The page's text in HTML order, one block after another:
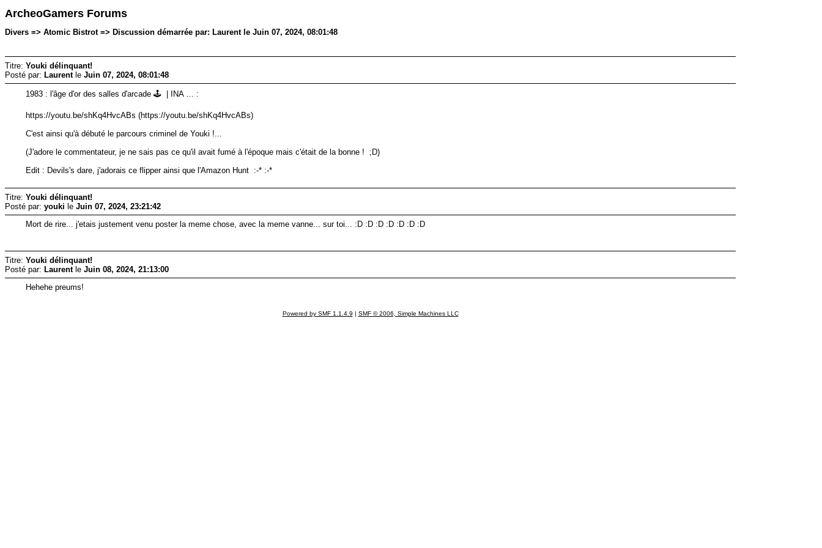
ArcheoGamers Forums
Divers => Atomic Bistrot => Discussion démarrée par: Laurent le Juin 07, 2024, 08:01:48
Titre: Youki délinquant!
Posté par: Laurentle Juin 07, 2024, 08:01:48
1983 : l'âge d'or des salles d'arcade 🕹️ | INA … :
https://youtu.be/shKq4HvcABs (https://youtu.be/shKq4HvcABs)
C'est ainsi qu'à débuté le parcours criminel de Youki !...
(J'adore le commentateur, je ne sais pas ce qu'il avait fumé à l'époque mais c'était de la bonne ! ;D)
Edit : Devils's dare, j'adorais ce flipper ainsi que l'Amazon Hunt :-* :-*
Titre: Youki délinquant!
Posté par: youki le Juin 07, 2024, 23:21:42
Mort de rire... j'etais justement venu poster la meme chose, avec la meme vanne... sur toi... :D :D :D :D :D :D :D
Titre: Youki délinquant!
Posté par: Laurentle Juin 08, 2024, 21:13:00
Hehehe preums!
Powered by SMF 1.1.4.9 | SMF © 2006, Simple Machines LLC